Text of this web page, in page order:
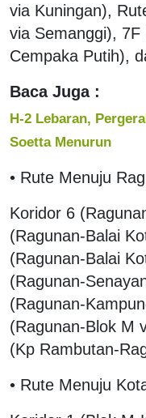
via Kuningan),
via Semanggi),
Cempaka Putih),
Baca Juga :
H-2 Lebaran,
Soetta Menurun
• Rute Menuju
Koridor 6
(Ragunan-Balai
(Ragunan-Balai
(Ragunan-
(Ragunan-
(Ragunan-Blok M
(Kp Rambutan-
• Rute Menuju